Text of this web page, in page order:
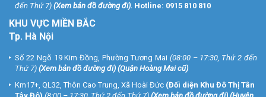
đến Thứ 7) (Xem bản đồ đường đi). Hotline: 0915 810 810
KHU VỰC MIỀN BẮC
Tp. Hà Nội
Số 22 Ngõ 19 Kim Đồng, Phường Tương Mai (08:00 – 17:30, Thứ 2 đến
Thứ 7) (Xem bản đồ đường đi) (Quận Hoàng Mai cũ)
Km17+, QL32, Thôn Cao Trung, Xã Hoài Đức (Đối diện Khu Đô Thị Tân